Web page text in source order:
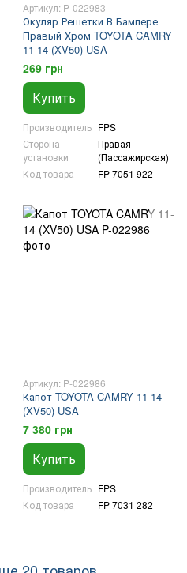
Артикул: P-022983
Окуляр Решетки В Бампере
Правый Хром TOYOTA CAMRY
11-14 (XV50) USA
269 грн
Купить
Производитель FPS
Сторона
установки
Правая
(Пассажирская)
Код товара
FP 7051 922
Артикул: P-022986
Капот TOYOTA CAMRY 11-14
(XV50) USA
7 380 грн
Купить
Производитель FPS
Код товара
FP 7031 282